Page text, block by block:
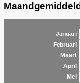
Januari
Februari
Maart
April
Mei